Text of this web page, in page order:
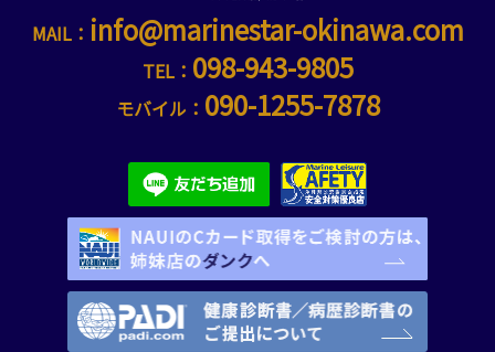
MAIL： info@marinestar-okinawa.com
TEL： 098-943-9805
モバイル： 090-1255-7878